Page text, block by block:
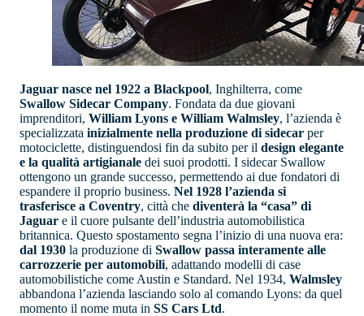
Jaguar nasce nel 1922 a Blackpool, Inghilterra, come
Swallow Sidecar Company. Fondata da due giovani
imprenditori, William Lyons e William Walmsley, l’azienda è
specializzata inizialmente nella produzione di sidecar per
motociclette, distinguendosi fin da subito per il design elegante
e la qualità artigianale dei suoi prodotti. I sidecar Swallow
ottengono un grande successo, permettendo ai due fondatori di
espandere il proprio business. Nel 1928 l’azienda si
trasferisce a Coventry, città che diventerà la “casa” di
Jaguar e il cuore pulsante dell’industria automobilistica
britannica. Questo spostamento segna l’inizio di una nuova era:
dal 1930 la produzione di Swallow passa interamente alle
carrozzerie per automobili, adattando modelli di case
automobilistiche come Austin e Standard. Nel 1934, Walmsley
abbandona l’azienda lasciando solo al comando Lyons: da quel
momento il nome muta in SS Cars Ltd.